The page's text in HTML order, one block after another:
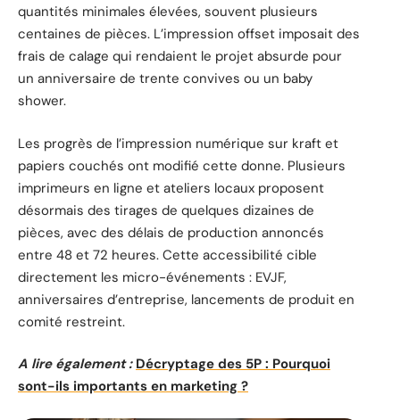
quantités minimales élevées, souvent plusieurs
centaines de pièces. L’impression offset imposait des
frais de calage qui rendaient le projet absurde pour
un anniversaire de trente convives ou un baby
shower.
Les progrès de l’impression numérique sur kraft et
papiers couchés ont modifié cette donne. Plusieurs
imprimeurs en ligne et ateliers locaux proposent
désormais des tirages de quelques dizaines de
pièces, avec des délais de production annoncés
entre 48 et 72 heures. Cette accessibilité cible
directement les micro-événements : EVJF,
anniversaires d’entreprise, lancements de produit en
comité restreint.
A lire également : Décryptage des 5P : Pourquoi
sont-ils importants en marketing ?